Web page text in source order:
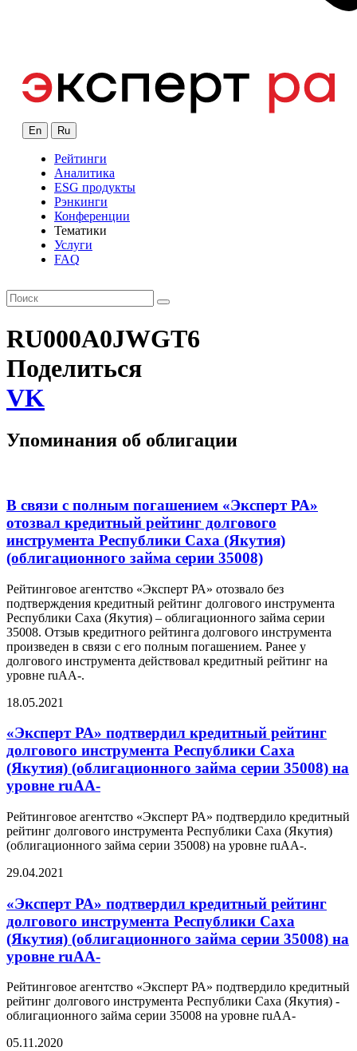
En Ru
Рейтинги
Аналитика
ESG продукты
Рэнкинги
Конференции
Тематики
Услуги
FAQ
RU000A0JWGT6
Поделиться
VK
Упоминания об облигации
В связи с полным погашением «Эксперт РА»
отозвал кредитный рейтинг долгового
инструмента Республики Саха (Якутия)
(облигационного займа серии 35008)
Рейтинговое агентство «Эксперт РА» отозвало без
подтверждения кредитный рейтинг долгового инструмента
Республики Саха (Якутия) – облигационного займа серии
35008. Отзыв кредитного рейтинга долгового инструмента
произведен в связи с его полным погашением. Ранее у
долгового инструмента действовал кредитный рейтинг на
уровне ruАА-.
18.05.2021
«Эксперт РА» подтвердил кредитный рейтинг
долгового инструмента Республики Саха
(Якутия) (облигационного займа серии 35008) на
уровне ruАА-
Рейтинговое агентство «Эксперт РА» подтвердило кредитный
рейтинг долгового инструмента Республики Саха (Якутия)
(облигационного займа серии 35008) на уровне ruАА-.
29.04.2021
«Эксперт РА» подтвердил кредитный рейтинг
долгового инструмента Республики Саха
(Якутия) (облигационного займа серии 35008) на
уровне ruАА-
Рейтинговое агентство «Эксперт РА» подтвердило кредитный
рейтинг долгового инструмента Республики Саха (Якутия) -
облигационного займа серии 35008 на уровне ruАА-
05.11.2020